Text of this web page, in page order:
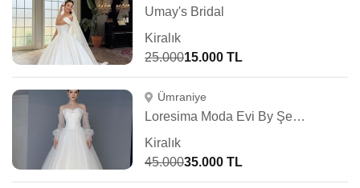
Umay's Bridal
Kiralık
25.00015.000 TL
Ümraniye
Loresima Moda Evi By Şennur Kosif
Kiralık
45.00035.000 TL